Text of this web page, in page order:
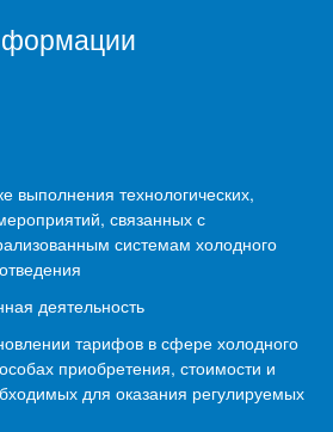
выполнения технологических,
связанных с
системам холодного
деятельность
тарифов в сфере холодного
приобретения, стоимости и
для оказания регулируемых